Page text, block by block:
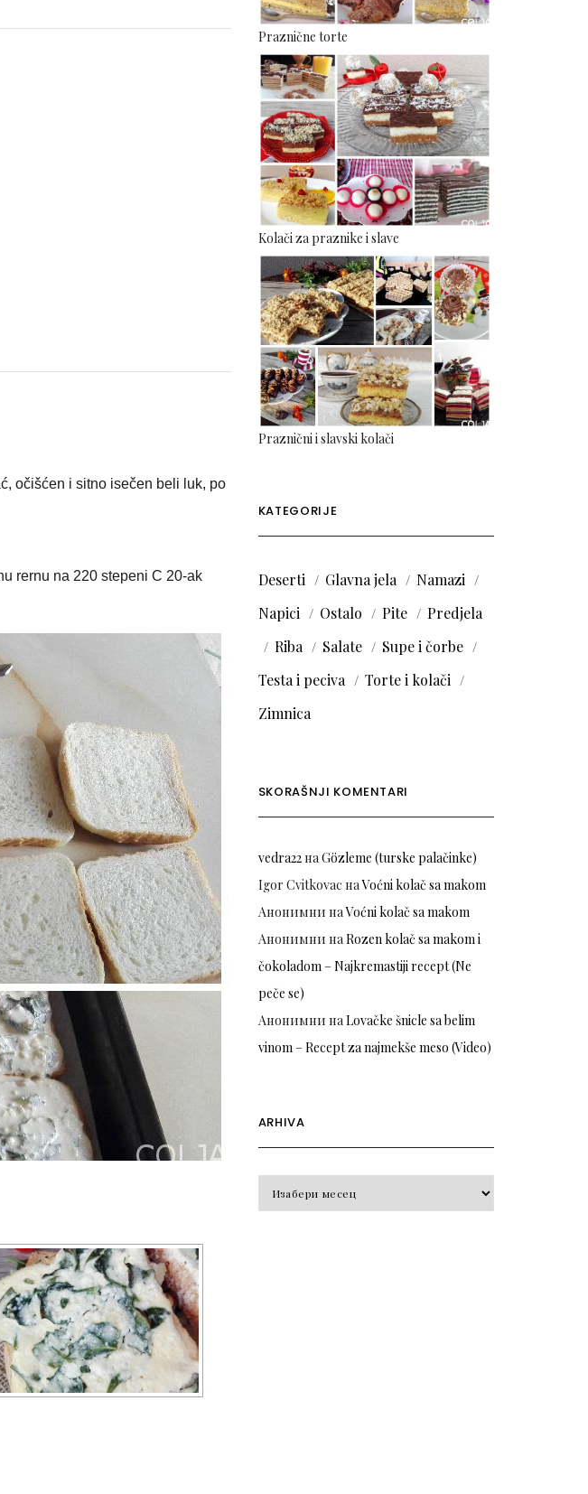
očišćen i sitno isečen beli luk, po
rernu na 220 stepeni C 20-ak
Praznične torte
Kolači za praznike i slave
Praznični i slavski kolači
KATEGORIJE
Deserti Glavna jela
Namazi
Napici
Ostalo Pite
Predjela
Riba
Salate
Supe i čorbe
Testa i peciva
Torte i kolači
Zimnica
SKORAŠNJI KOMENTARI
vedra22наGözleme (turske palačinke)
Igor Cvitkovac наVoćni kolač sa makom
Анонимни наVoćni kolač sa makom
Анонимни наRozen kolač sa makom i
čokoladom – Najkremastiji recept (Ne
peče se)
Анонимни наLovačke šnicle sa belim
vinom – Recept za najmekše meso (Video)
ARHIVA